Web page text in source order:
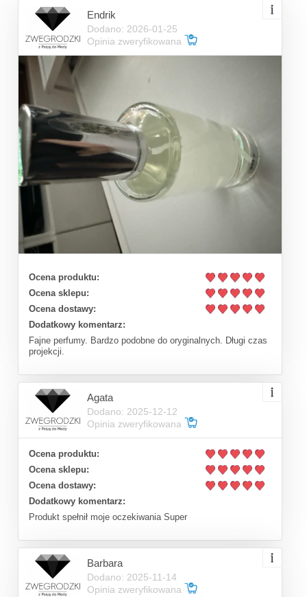
Endrik
Dodano: 2026-01-25
Opinia zweryfikowana
Ocena produktu:
Ocena sklepu:
Ocena dostawy:
Dodatkowy komentarz:
Fajne perfumy. Bardzo podobne do oryginalnych. Długi czas
projekcji.
Agata
Dodano: 2025-12-12
Opinia zweryfikowana
Ocena produktu:
Ocena sklepu:
Ocena dostawy:
Dodatkowy komentarz:
Produkt spełnił moje oczekiwania Super
Barbara
Dodano: 2025-11-14
Opinia zweryfikowana